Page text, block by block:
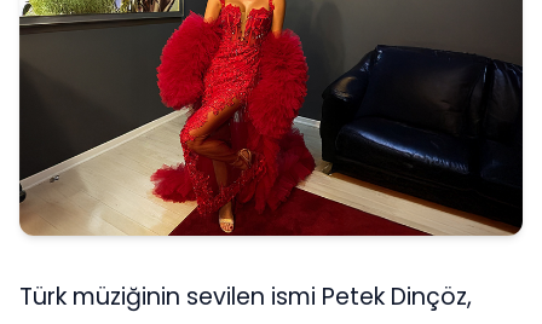
Türk müziğinin sevilen ismi Petek Dinçöz,